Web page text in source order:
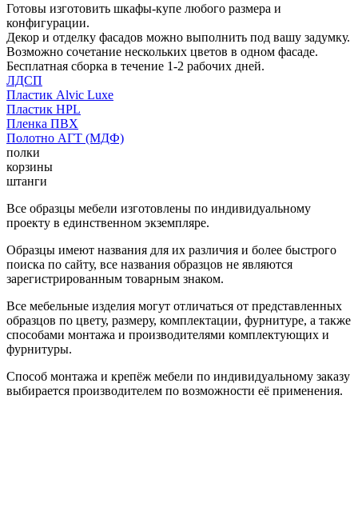
Готовы изготовить шкафы-купе любого размера и
конфигурации.
Декор и отделку фасадов можно выполнить под вашу задумку.
Возможно сочетание нескольких цветов в одном фасаде.
Бесплатная сборка в течение 1-2 рабочих дней.
ЛДСП
Пластик Alvic Luxe
Пластик HPL
Пленка ПВХ
Полотно АГТ (МДФ)
полки
корзины
штанги
Все образцы мебели изготовлены по индивидуальному
проекту в единственном экземпляре.
Образцы имеют названия для их различия и более быстрого
поиска по сайту, все названия образцов не являются
зарегистрированным товарным знаком.
Все мебельные изделия могут отличаться от представленных
образцов по цвету, размеру, комплектации, фурнитуре, а также
способами монтажа и производителями комплектующих и
фурнитуры.
Способ монтажа и крепёж мебели по индивидуальному заказу
выбирается производителем по возможности её применения.